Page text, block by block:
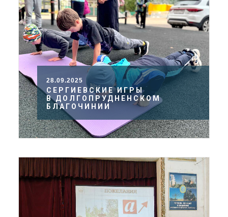
28.09.2025
СЕРГИЕВСКИЕ ИГРЫ
В ДОЛГОПРУДНЕНСКОМ
БЛАГОЧИНИИ